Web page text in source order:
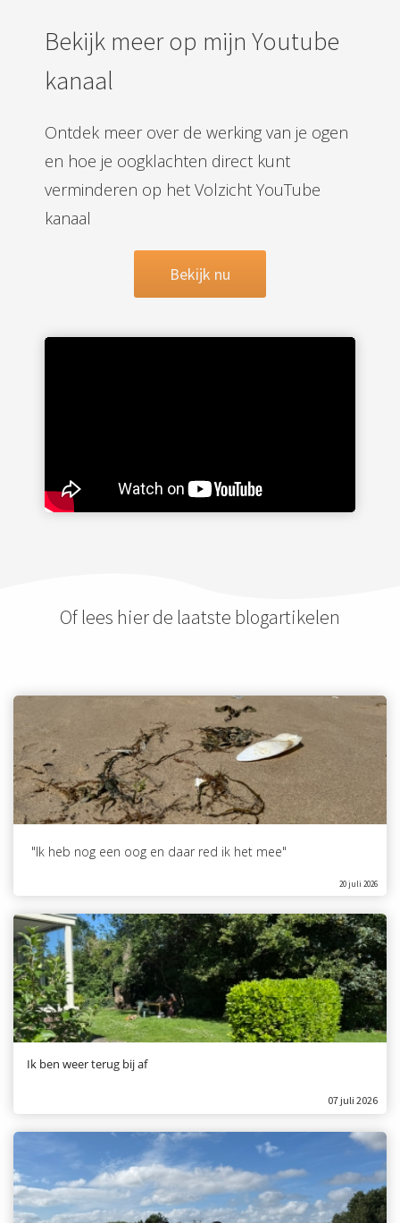
Bekijk meer op mijn Youtube
kanaal
Ontdek meer over de werking van je ogen
en hoe je oogklachten direct kunt
verminderen op het Volzicht YouTube
kanaal
Bekijk nu
Of lees hier de laatste blogartikelen
"Ik heb nog een oog en daar red ik het mee"
20 juli 2026
Ik ben weer terug bij af
07 juli 2026